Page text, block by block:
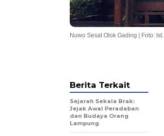
Nuwo Sesat Olok Gading | Foto: Ist.
Berita Terkait
Sejarah Sekala Brak:
Jejak Awal Peradaban
dan Budaya Orang
Lampung